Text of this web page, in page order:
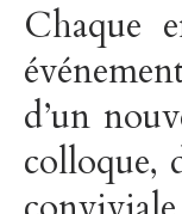
Chaque
d’un
colloque,